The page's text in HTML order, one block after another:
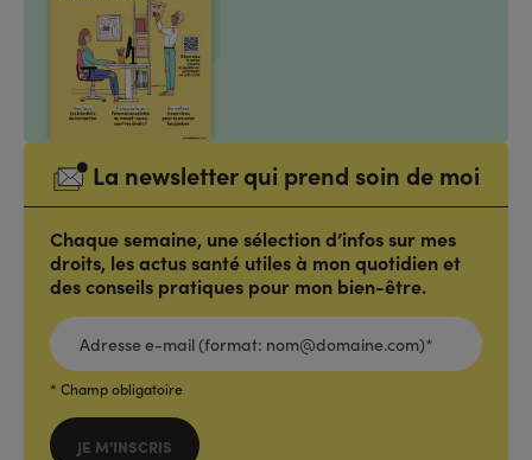
La newsletter qui prend soin de moi
Chaque semaine, une sélection d’infos sur mes
droits, les actus santé utiles à mon quotidien et
des conseils pratiques pour mon bien-être.
ADRESSE
E-
MAIL
(FORMAT:
NOM@DOMAINE.COM)*
* Champ obligatoire
JE M'INSCRIS